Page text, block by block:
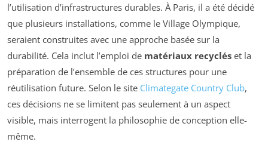
l’utilisation d’infrastructures durables. À Paris, il a été décidé
que plusieurs installations, comme le Village Olympique,
seraient construites avec une approche basée sur la
durabilité. Cela inclut l’emploi de matériaux recyclés et la
préparation de l’ensemble de ces structures pour une
réutilisation future. Selon le site Climategate Country Club,
ces décisions ne se limitent pas seulement à un aspect
visible, mais interrogent la philosophie de conception elle-
même.